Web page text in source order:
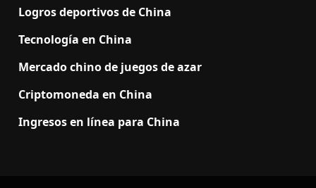
Logros deportivos de China
Tecnología en China
Mercado chino de juegos de azar
Criptomoneda en China
Ingresos en línea para China